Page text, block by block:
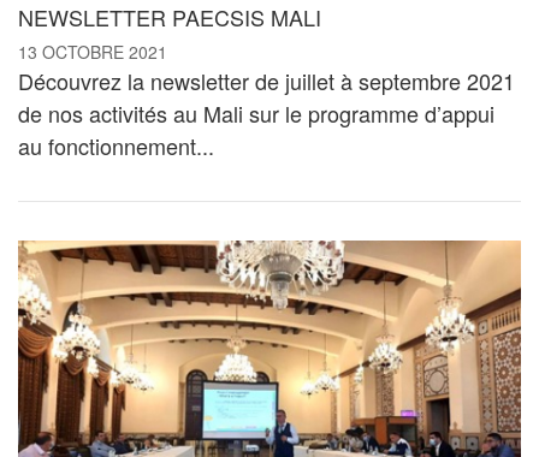
NEWSLETTER PAECSIS MALI
13 OCTOBRE 2021
Découvrez la newsletter de juillet à septembre 2021
de nos activités au Mali sur le programme d’appui
au fonctionnement...